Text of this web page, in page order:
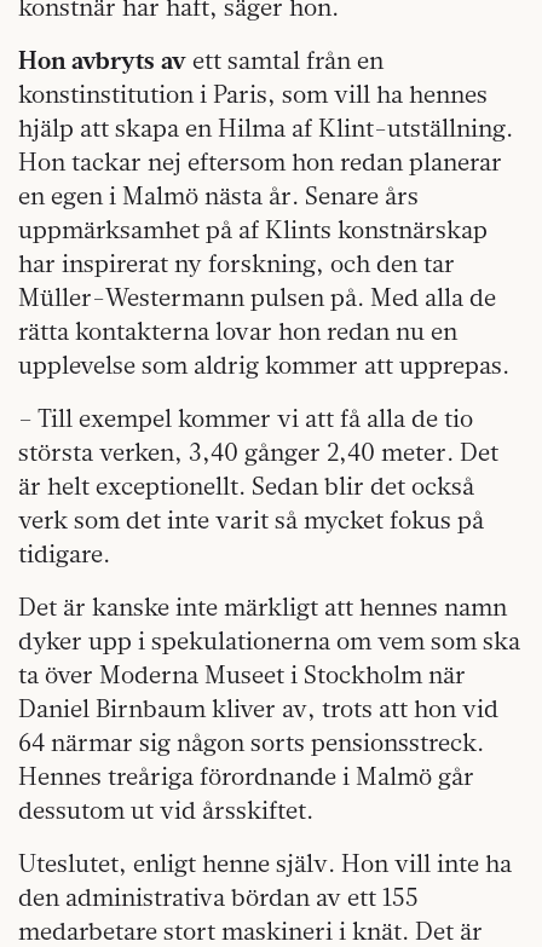
konstnär har haft, säger hon.
Hon avbryts av ett samtal från en
konstinstitution i Paris, som vill ha hennes
hjälp att skapa en Hilma af Klint-utställning.
Hon tackar nej eftersom hon redan planerar
en egen i Malmö nästa år. Senare års
uppmärksamhet på af Klints konstnärskap
har inspirerat ny forskning, och den tar
Müller-Westermann pulsen på. Med alla de
rätta kontakterna lovar hon redan nu en
upplevelse som aldrig kommer att upprepas.
– Till exempel kommer vi att få alla de tio
största verken, 3,40 gånger 2,40 meter. Det
är helt exceptionellt. Sedan blir det också
verk som det inte varit så mycket fokus på
tidigare.
Det är kanske inte märkligt att hennes namn
dyker upp i spekulationerna om vem som ska
ta över Moderna Museet i Stockholm när
Daniel Birnbaum kliver av, trots att hon vid
64 närmar sig någon sorts pensionsstreck.
Hennes treåriga förordnande i Malmö går
dessutom ut vid årsskiftet.
Uteslutet, enligt henne själv. Hon vill inte ha
den administrativa bördan av ett 155
medarbetare stort maskineri i knät. Det är